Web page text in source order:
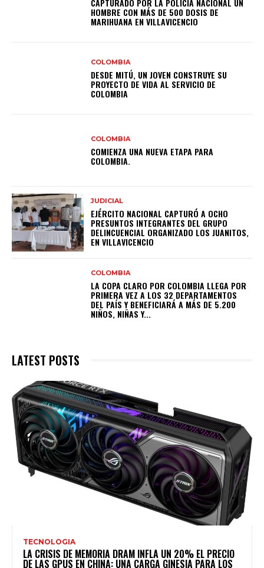
CAPTURADO POR LA POLICÍA NACIONAL UN
HOMBRE CON MÁS DE 500 DOSIS DE
MARIHUANA EN VILLAVICENCIO
COLOMBIA
DESDE MITÚ, UN JOVEN CONSTRUYE SU
PROYECTO DE VIDA AL SERVICIO DE
COLOMBIA
COLOMBIA
COMIENZA UNA NUEVA ETAPA PARA
COLOMBIA.
JUDICIAL
EJÉRCITO NACIONAL CAPTURÓ A OCHO
PRESUNTOS INTEGRANTES DEL GRUPO
DELINCUENCIAL ORGANIZADO LOS JUANITOS,
EN VILLAVICENCIO
COLOMBIA
LA COPA CLARO POR COLOMBIA LLEGA POR
PRIMERA VEZ A LOS 32 DEPARTAMENTOS
DEL PAÍS Y BENEFICIARÁ A MÁS DE 5.200
NIÑOS, NIÑAS Y...
LATEST POSTS
TECNOLOGIA
LA CRISIS DE MEMORIA DRAM INFLA UN 20% EL PRECIO
DE LAS GPUS EN CHINA: UNA CARGA GINESIA PARA LOS